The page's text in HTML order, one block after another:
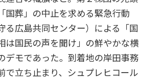
国葬」の中止を求める緊急行動
る広島共同センター）による「国
国民の声を聞け」の鮮やかな横
デモであった。到着地の岸田事務
で立ち止まり、シュプレヒコール